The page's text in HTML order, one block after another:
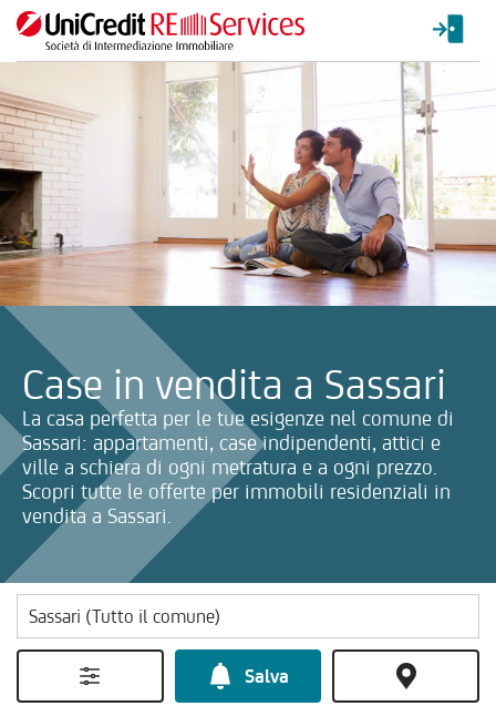
Case in vendita a Sassari
La casa perfetta per le tue esigenze nel comune di
Sassari: appartamenti, case indipendenti, attici e
ville a schiera di ogni metratura e a ogni prezzo.
Scopri tutte le offerte per immobili residenziali in
vendita a Sassari.
La ricerca verrà inviata automaticamente alla selezione delle
Salva